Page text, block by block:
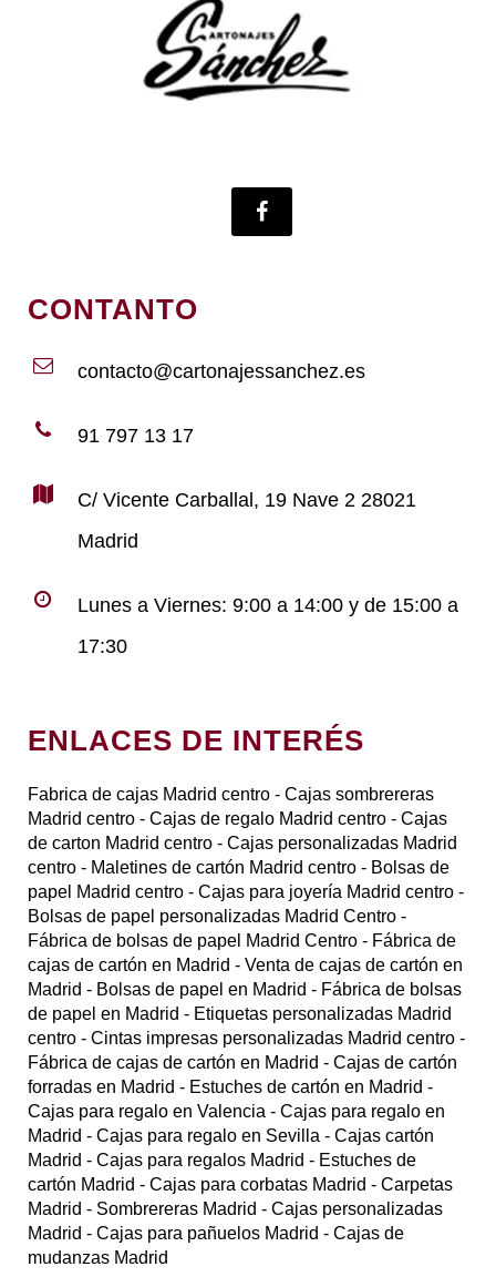
CONTANTO
contacto@cartonajessanchez.es
91 797 13 17
C/ Vicente Carballal, 19 Nave 2 28021
Madrid
Lunes a Viernes: 9:00 a 14:00 y de 15:00 a
17:30
ENLACES DE INTERÉS
Fabrica de cajas Madrid centro - Cajas sombrereras
Madrid centro - Cajas de regalo Madrid centro - Cajas
de carton Madrid centro - Cajas personalizadas Madrid
centro - Maletines de cartón Madrid centro - Bolsas de
papel Madrid centro - Cajas para joyería Madrid centro -
Bolsas de papel personalizadas Madrid Centro -
Fábrica de bolsas de papel Madrid Centro - Fábrica de
cajas de cartón en Madrid - Venta de cajas de cartón en
Madrid - Bolsas de papel en Madrid - Fábrica de bolsas
de papel en Madrid - Etiquetas personalizadas Madrid
centro - Cintas impresas personalizadas Madrid centro -
Fábrica de cajas de cartón en Madrid - Cajas de cartón
forradas en Madrid - Estuches de cartón en Madrid -
Cajas para regalo en Valencia - Cajas para regalo en
Madrid - Cajas para regalo en Sevilla - Cajas cartón
Madrid - Cajas para regalos Madrid - Estuches de
cartón Madrid - Cajas para corbatas Madrid - Carpetas
Madrid - Sombrereras Madrid - Cajas personalizadas
Madrid - Cajas para pañuelos Madrid - Cajas de
mudanzas Madrid